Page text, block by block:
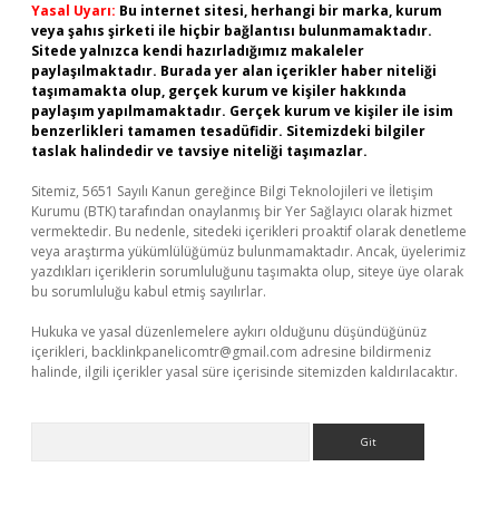
Yasal Uyarı: Bu internet sitesi, herhangi bir marka, kurum
veya şahıs şirketi ile hiçbir bağlantısı bulunmamaktadır.
Sitede yalnızca kendi hazırladığımız makaleler
paylaşılmaktadır. Burada yer alan içerikler haber niteliği
taşımamakta olup, gerçek kurum ve kişiler hakkında
paylaşım yapılmamaktadır. Gerçek kurum ve kişiler ile isim
benzerlikleri tamamen tesadüfidir. Sitemizdeki bilgiler
taslak halindedir ve tavsiye niteliği taşımazlar.
Sitemiz, 5651 Sayılı Kanun gereğince Bilgi Teknolojileri ve İletişim
Kurumu (BTK) tarafından onaylanmış bir Yer Sağlayıcı olarak hizmet
vermektedir. Bu nedenle, sitedeki içerikleri proaktif olarak denetleme
veya araştırma yükümlülüğümüz bulunmamaktadır. Ancak, üyelerimiz
yazdıkları içeriklerin sorumluluğunu taşımakta olup, siteye üye olarak
bu sorumluluğu kabul etmiş sayılırlar.
Hukuka ve yasal düzenlemelere aykırı olduğunu düşündüğünüz
içerikleri, backlinkpanelicomtr@gmail.com adresine bildirmeniz
halinde, ilgili içerikler yasal süre içerisinde sitemizden kaldırılacaktır.